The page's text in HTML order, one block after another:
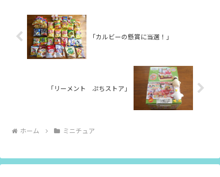
「カルビーの懸賞に当選！」
「リーメント ぷちストア」
ホーム ミニチュア